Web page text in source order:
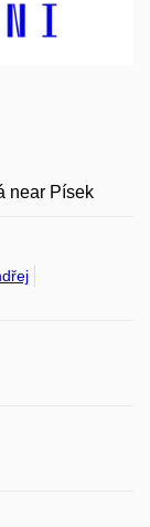
near Písek